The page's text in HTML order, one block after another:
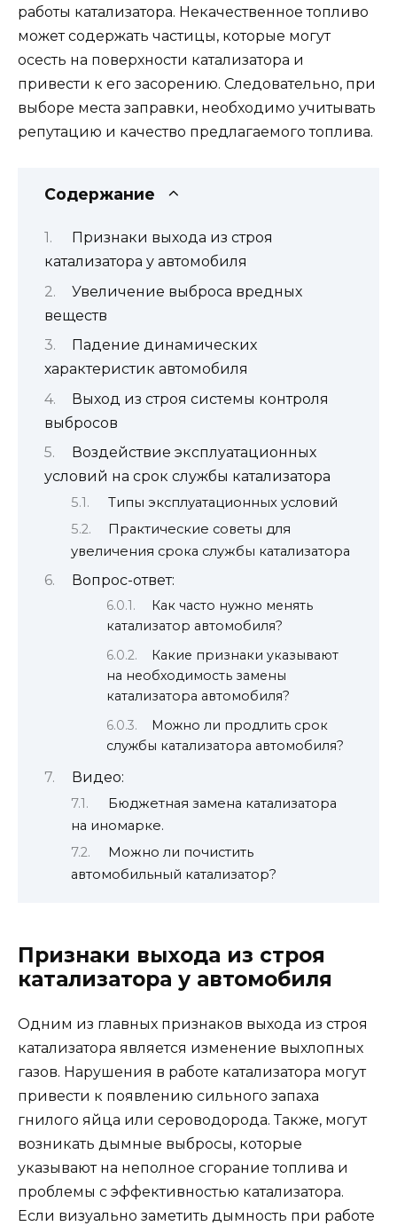
работы катализатора. Некачественное топливо
может содержать частицы, которые могут
осесть на поверхности катализатора и
привести к его засорению. Следовательно, при
выборе места заправки, необходимо учитывать
репутацию и качество предлагаемого топлива.
Содержание
Признаки выхода из строя
катализатора у автомобиля
Увеличение выброса вредных
веществ
Падение динамических
характеристик автомобиля
Выход из строя системы контроля
выбросов
Воздействие эксплуатационных
условий на срок службы катализатора
Типы эксплуатационных условий
Практические советы для
увеличения срока службы катализатора
Вопрос-ответ:
Как часто нужно менять
катализатор автомобиля?
Какие признаки указывают
на необходимость замены
катализатора автомобиля?
Можно ли продлить срок
службы катализатора автомобиля?
Видео:
Бюджетная замена катализатора
на иномарке.
Можно ли почистить
автомобильный катализатор?
Признаки выхода из строя
катализатора у автомобиля
Одним из главных признаков выхода из строя
катализатора является изменение выхлопных
газов. Нарушения в работе катализатора могут
привести к появлению сильного запаха
гнилого яйца или сероводорода. Также, могут
возникать дымные выбросы, которые
указывают на неполное сгорание топлива и
проблемы с эффективностью катализатора.
Если визуально заметить дымность при работе